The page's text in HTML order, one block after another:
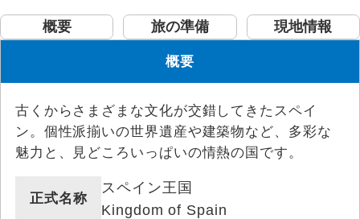
概要 旅の準備 現地情報
概要
古くからさまざまな文化が交錯してきたスペイ
ン。個性派揃いの世界遺産や建築物など、多彩な
魅力と、見どころいっぱいの情熱の国です。
正式名称
スペイン王国
Kingdom of Spain